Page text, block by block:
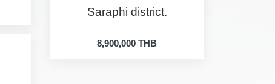
Saraphi district.
8,900,000 THB